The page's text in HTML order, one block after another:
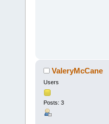
ValeryMcCane
Users
Posts: 3